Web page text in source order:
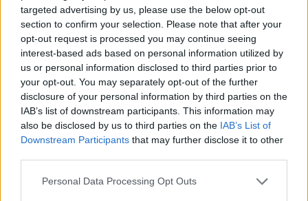
targeted advertising by us, please use the below opt-out
section to confirm your selection. Please note that after your
opt-out request is processed you may continue seeing
interest-based ads based on personal information utilized by
us or personal information disclosed to third parties prior to
your opt-out. You may separately opt-out of the further
disclosure of your personal information by third parties on the
IAB’s list of downstream participants. This information may
also be disclosed by us to third parties on the IAB’s List of
Downstream Participants that may further disclose it to other
Personal Data Processing Opt Outs
τους βαθύτερους φόβους τους, στο «Ντεγκραντέ»
(Degrade) των ¶ραμπ και Τάρζαν Νάσερ. Συμμετοχή
στην Εβδομάδα Κριτικής του Φεστιβάλ Καννών και
εξαιρετικές κριτικές από παντού.
Στο σκηνοθετικό ντεμπούτο του στον χώρο της
μυθοπλασίας, «Μπρίτζεντ» (Bridgend), ο Γιέπε Ρόντε
ανασυστήνει το αποτρόπαιο πέπλο μυστηρίου που
εξακολουθεί να καλύπτει τη ομώνυμη ουαλική
κωμόπολη, όπου από το 2007 έχουν καταγραφεί
τουλάχιστον 79 αυτοκτονίες νέων. Βασισμένο σε